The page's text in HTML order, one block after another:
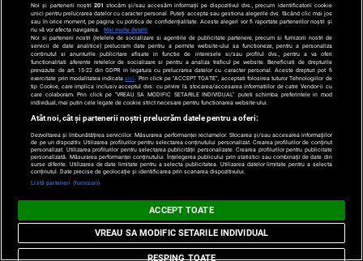
ALTE ȘTIRI
IBANI
(P) Piața fotovoltaică din București
în 2026: ce se schimbă pentru
proprietarii de case și firme
Noi și partenerii noștri 201 stocăm și/sau accesăm informații pe dispozitivul dvs., precum identificatorii cookie
unici pentru prelucrarea datelor cu caracter personal. Puteți accepta sau gestiona alegerile dvs. făcând clic mai jos
sau în orice moment, pe pagina cu politica de confidențialitate. Aceste alegeri vor fi raportate partenerilor noștri și
nu vă vor afecta navigarea.
Mai multe detalii
Noi si partenerii nostri (retelele de socializare si agentiile de publicitate partenere, precum si furnizorii nostri de
servicii de date analitice) prelucram date pentru a permite website-ului sa functioneze, pentru a personaliza
continutul si anunturile publicitare afisate in functie de interesele si/sau profilul dvs., pentru a va oferi
functionalitati aferente retelelor de socializare si pentru a analiza traficul pe website. Beneficiati de drepturile
prevazute de art. 15-22 din GDPR in legatura cu prelucrarea datelor cu caracter personal. Aceste drepturi pot fi
exercitate prin modalitatea indicataaici . Prin click pe “ACCEPT TOATE”, acceptati folosirea tuturor Tehnologiilor de
tip Cookie, care implica inclusiv acceptul dvs. cu privire la stocarea/accesarea informatiilor de catre Vendor-ii cu
care colaboram. Prin click pe “VREAU SA MODIFIC SETARILE INDIVIDUAL” puteti schimba preferintele in mod
individual, mai putin cele legate de cookie strict necesare pentru functionarea website-ului.
Atât noi, cât și partenerii noștri prelucrăm datele pentru a oferi:
Dezvoltarea și îmbunătățirea serviciilor. Măsurarea performanței reclamelor. Stocarea și/sau accesarea informațiilor
de pe un dispozitiv. Utilizarea profilurilor pentru selectarea conținutului personalizat. Crearea profilurilor de conținut
personalizat. Utilizarea profilurilor pentru selectarea publicității personalizate. Crearea profilurilor pentru publicitate
personalizată. Măsurarea performanței conținutului. Înțelegerea publicului prin statistici sau combinații de date din
surse diferite. Utilizarea de date limitate pentru a selecta publicitatea. Utilizarea datelor limitate pentru a selecta
conținutul. Date precise de geolocație și identificarea prin scanarea dispozitivului.
Listă parteneri (furnizori)
ACCEPT TOATE
RESPING TOATE
VREAU SA MODIFIC SETARILE INDIVIDUAL